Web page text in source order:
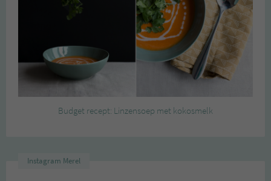
Budget recept: Linzensoep met kokosmelk
Instagram Merel